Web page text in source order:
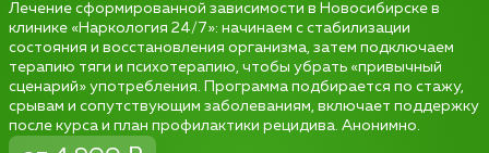
Лечение сформированной зависимости в Новосибирске в
клинике «Наркология 24/7»: начинаем с стабилизации
состояния и восстановления организма, затем подключаем
терапию тяги и психотерапию, чтобы убрать «привычный
сценарий» употребления. Программа подбирается по стажу,
срывам и сопутствующим заболеваниям, включает поддержку
после курса и план профилактики рецидива. Анонимно.